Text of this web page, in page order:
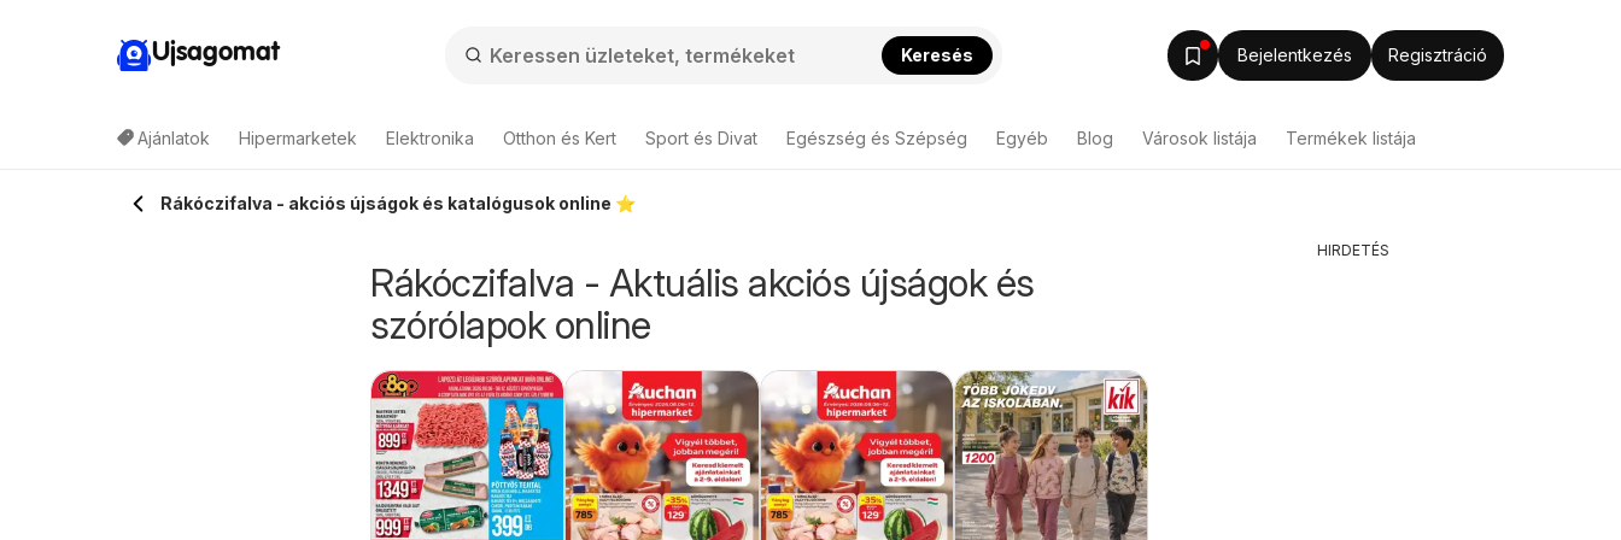
Ujsagomat Keresés Bejelentkezés Regisztráció
Ajánlatok Hipermarketek Elektronika Otthon és Kert Sport és Divat Egészség és Szépség Egyéb Blog Városok listája Termékek listája
Rákóczifalva - akciós újságok és katalógusok online ⭐️
Rákóczifalva - Aktuális akciós újságok és
szórólapok online
HIRDETÉS